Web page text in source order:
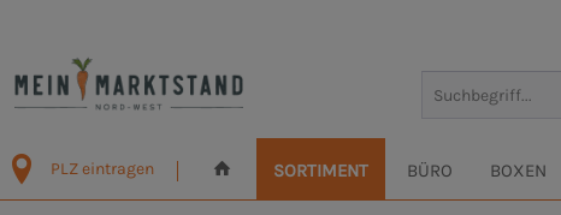
PLZ eintragen SORTIMENT BÜRO BOXEN